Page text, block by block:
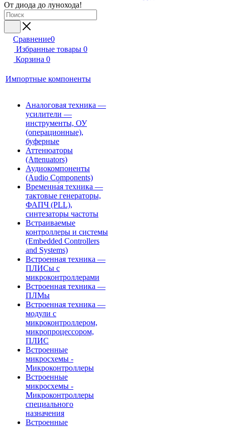
От диода до лунохода!
Сравнение0
Избранные товары 0
Корзина 0
Импортные компоненты
Аналоговая техника —
усилители —
инструменты, ОУ
(операционные),
буферные
Аттенюаторы
(Attenuators)
Аудиокомпоненты
(Audio Components)
Временна́я техника —
тактовые генераторы,
ФАПЧ (PLL),
синтезаторы частоты
Встраиваемые
контроллеры и системы
(Embedded Controllers
and Systems)
Встроенная техника —
ПЛИСы с
микроконтроллерами
Встроенная техника —
ПЛМы
Встроенная техника —
модули с
микроконтроллером,
микропроцессором,
ПЛИС
Встроенные
микросхемы -
Микроконтроллеры
Встроенные
микросхемы -
Микроконтроллеры
специального
назначения
Встроенные